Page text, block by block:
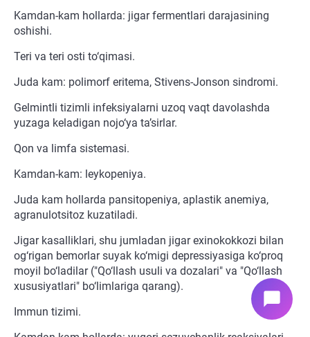
Kamdan-kam hollarda: jigar fermentlari darajasining
oshishi.
Teri va teri osti to‘qimasi.
Juda kam: polimorf eritema, Stivens-Jonson sindromi.
Gelmintli tizimli infeksiyalarni uzoq vaqt davolashda
yuzaga keladigan nojo‘ya ta’sirlar.
Qon va limfa sistemasi.
Kamdan-kam: leykopeniya.
Juda kam hollarda pansitopeniya, aplastik anemiya,
agranulotsitoz kuzatiladi.
Jigar kasalliklari, shu jumladan jigar exinokokkozi bilan
og‘rigan bemorlar suyak ko‘migi depressiyasiga ko‘proq
moyil bo‘ladilar ("Qo‘llash usuli va dozalari" va "Qo‘llash
xususiyatlari" bo‘limlariga qarang).
Immun tizimi.
chat_bubble